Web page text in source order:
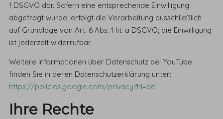
f DSGVO dar. Sofern eine entsprechende Einwilligung
abgefragt wurde, erfolgt die Verarbeitung ausschließlich
auf Grundlage von Art. 6 Abs. 1 lit. a DSGVO; die Einwilligung
ist jederzeit widerrufbar.
Weitere Informationen über Datenschutz bei YouTube
finden Sie in deren Datenschutzerklärung unter:
https://policies.google.com/privacy?hl=de.
Ihre Rechte